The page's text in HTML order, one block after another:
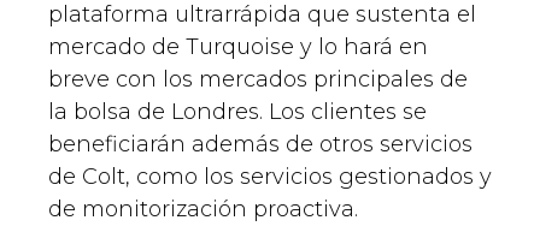
plataforma ultrarrápida que sustenta el
mercado de Turquoise y lo hará en
breve con los mercados principales de
la bolsa de Londres. Los clientes se
beneficiarán además de otros servicios
de Colt, como los servicios gestionados y
de monitorización proactiva.